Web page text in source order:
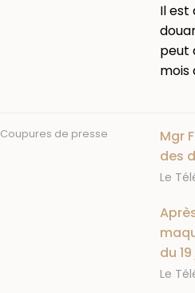
Il est
peut
mois
Coupures de presse
Mgr
des
Le
du
Le